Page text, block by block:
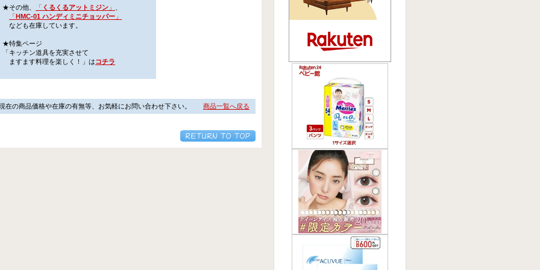
★その他、 「 くるくるアットミジン 」
「HMC-01 ハンディミニチョッパー 」
なども在庫しています。
★特集ページ
「キッチン道具を充実させて
ますます料理を楽しく！」はコチラ
在の商品価格や在庫の有無等、お気軽にお問い合わせ下さい。 商品一覧へ戻る